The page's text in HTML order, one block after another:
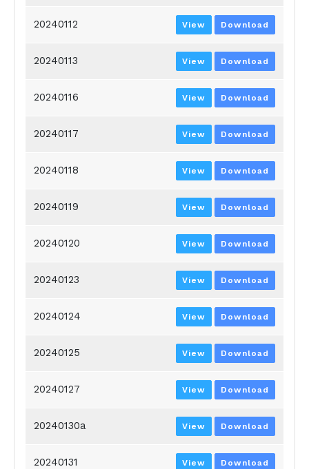
20240112 View Download
20240113 View Download
20240116 View Download
20240117 View Download
20240118 View Download
20240119 View Download
20240120 View Download
20240123 View Download
20240124 View Download
20240125 View Download
20240127 View Download
20240130a View Download
20240131 View Download